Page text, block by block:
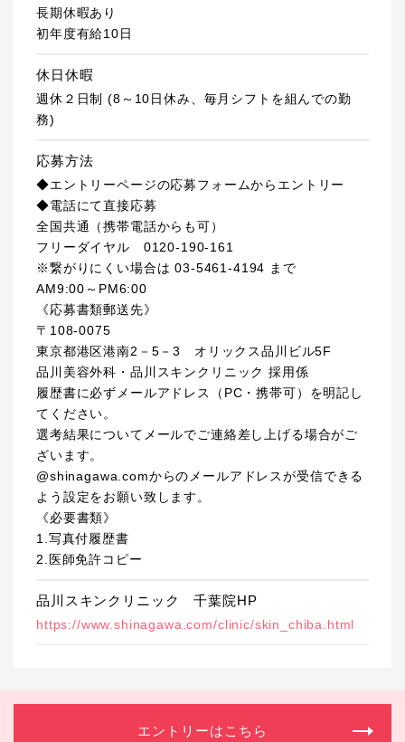
長期休暇あり
初年度有給10日
休日休暇
週休２日制 (8～10日休み、毎月シフトを組んでの勤
務)
応募方法
◆エントリーページの応募フォームからエントリー
◆電話にて直接応募
全国共通（携帯電話からも可）
フリーダイヤル 0120-190-161
※繋がりにくい場合は 03-5461-4194 まで
AM9:00～PM6:00
《応募書類郵送先》
〒108-0075
東京都港区港南2－5－3 オリックス品川ビル5F
品川美容外科・品川スキンクリニック 採用係
履歴書に必ずメールアドレス（PC・携帯可）を明記し
てください。
選考結果についてメールでご連絡差し上げる場合がご
ざいます。
@shinagawa.comからのメールアドレスが受信できる
よう設定をお願い致します。
《必要書類》
1.写真付履歴書
2.医師免許コピー
品川スキンクリニック 千葉院HP
https://www.shinagawa.com/clinic/skin_chiba.html
エントリーはこちら